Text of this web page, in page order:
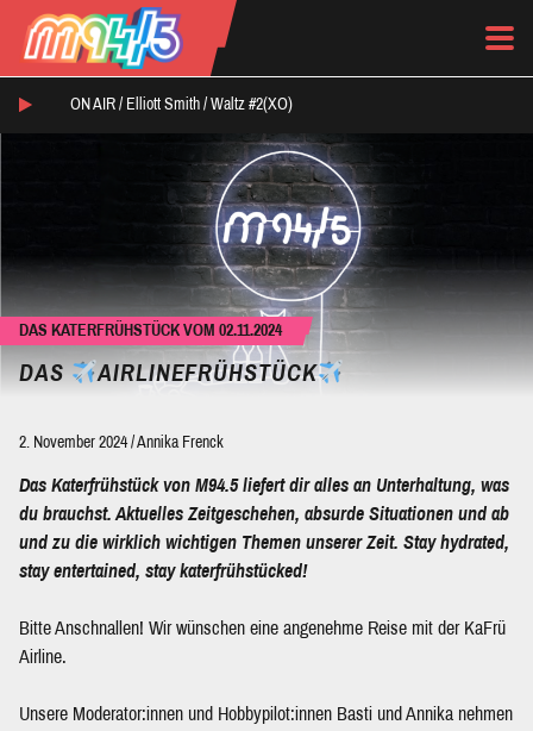
ON AIR / Elliott Smith / Waltz #2(XO)
DAS KATERFRÜHSTÜCK VOM 02.11.2024
DAS AIRLINEFRÜHSTÜCK
2. November 2024/Annika Frenck
Das Katerfrühstück von M94.5 liefert dir alles an Unterhaltung, was
du brauchst. Aktuelles Zeitgeschehen, absurde Situationen und ab
und zu die wirklich wichtigen Themen unserer Zeit. Stay hydrated,
stay entertained, stay katerfrühstücked!
Bitte Anschnallen! Wir wünschen eine angenehme Reise mit der KaFrü
Airline.
Unsere Moderator:innen und Hobbypilot:innen Basti und Annika nehmen